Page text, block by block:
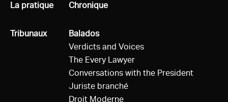
Tous
La pratique
Tous
Tribunaux
Tous
Chronique
Tous
Balados
Verdicts and Voices
The Every Lawyer
Conversations with the President
Juriste branché
Droit Moderne